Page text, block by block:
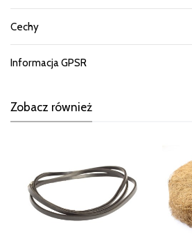
Cechy
Informacja GPSR
Zobacz również